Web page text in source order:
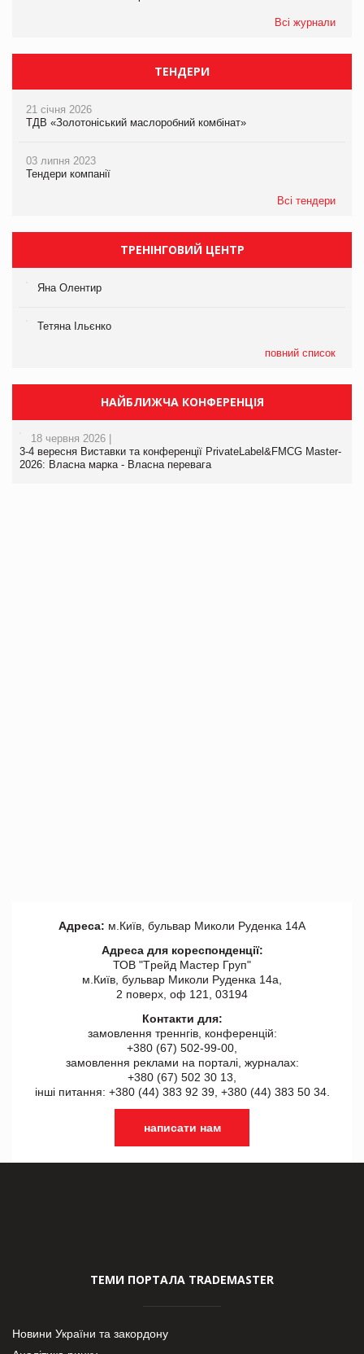
Всі журнали
ТЕНДЕРИ
21 січня 2026
ТДВ «Золотоніський маслоробний комбінат»
03 липня 2023
Тендери компанії
Всі тендери
ТРЕНІНГОВИЙ ЦЕНТР
Яна Олентир
Тетяна Ільєнко
повний список
НАЙБЛИЖЧА КОНФЕРЕНЦІЯ
18 червня 2026 |
3-4 вересня Виставки та конференції PrivateLabel&FMCG Master-
2026: Власна марка - Власна перевага
Адреса: м.Київ, бульвар Миколи Руденка 14А
Адреса для кореспонденції:
ТОВ "Tрейд Мастер Груп"
м.Київ, бульвар Миколи Руденка 14а,
2 поверх, оф 121, 03194
Контакти для:
замовлення треннгів, конференцій:
+380 (67) 502-99-00,
замовлення реклами на порталі, журналах:
+380 (67) 502 30 13,
інші питання: +380 (44) 383 92 39, +380 (44) 383 50 34.
написати нам
ТЕМИ ПОРТАЛА TRADEMASTER
Новини України та закордону